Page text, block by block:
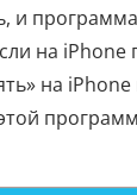
и
на iPhone
на